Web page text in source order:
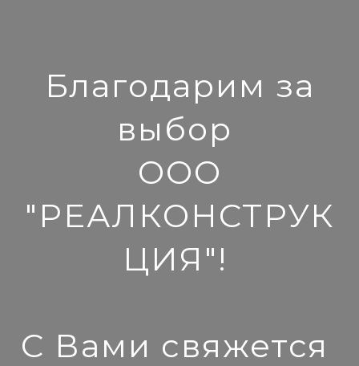
Благодарим за
выбор
ООО
"РЕАЛКОНСТРУК
ЦИЯ"!
С Вами свяжется